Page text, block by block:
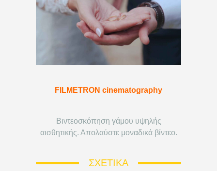
FILMETRON cinematography
Βιντεοσκόπηση γάμου υψηλής
αισθητικής. Απολαύστε μοναδικά βίντεο.
ΣΧΕΤΙΚΆ